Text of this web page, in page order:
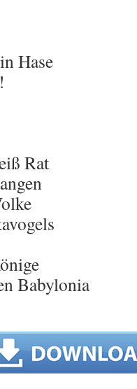
Hase
Rat
Babylonia